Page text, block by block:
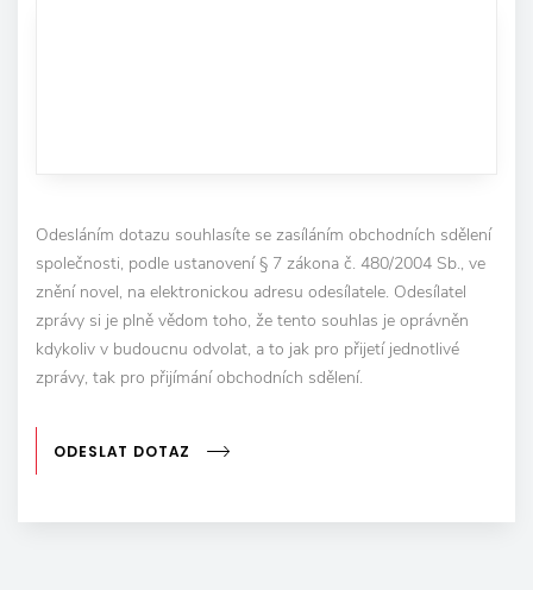
Odesláním dotazu souhlasíte se zasíláním obchodních sdělení
společnosti, podle ustanovení § 7 zákona č. 480/2004 Sb., ve
znění novel, na elektronickou adresu odesílatele. Odesílatel
zprávy si je plně vědom toho, že tento souhlas je oprávněn
kdykoliv v budoucnu odvolat, a to jak pro přijetí jednotlivé
zprávy, tak pro přijímání obchodních sdělení.
ODESLAT DOTAZ